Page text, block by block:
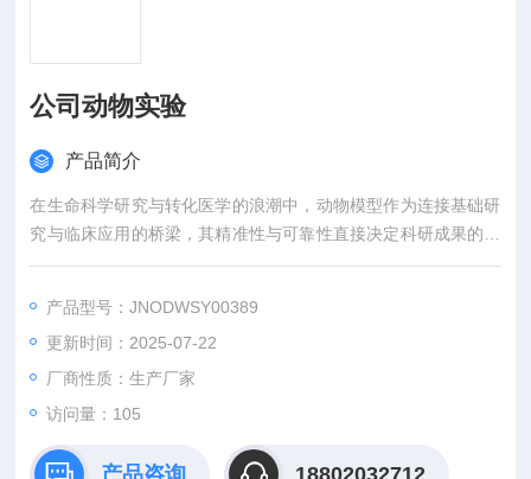
公司动物实验
产品简介
在生命科学研究与转化医学的浪潮中，动物模型作为连接基础研
究与临床应用的桥梁，其精准性与可靠性直接决定科研成果的价
值。吉奥蓝图（JENNIO-LAB）深耕生物医学领域十余载，凭借
机构、药企及医疗机构提供覆盖动物模型构建、药效评价、数据
分析与成果转化的一站式解决方案，助力客户突破科研瓶颈，加
速创新成果落地。
产品型号：JNODWSY00389
更新时间：2025-07-22
厂商性质：生产厂家
访问量：105
产品咨询 18802032712